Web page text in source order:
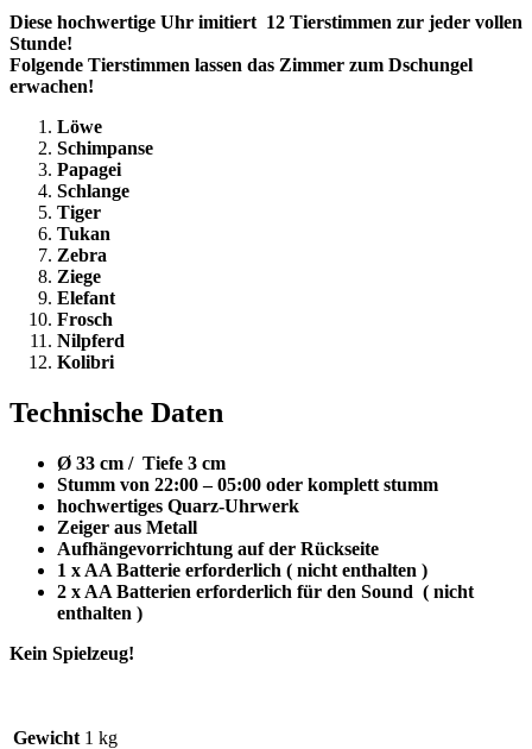
Diese hochwertige Uhr imitiert 12 Tierstimmen zur jeder vollen
Stunde!
Folgende Tierstimmen lassen das Zimmer zum Dschungel
erwachen!
Löwe
Schimpanse
Papagei
Schlange
Tiger
Tukan
Zebra
Ziege
Elefant
Frosch
Nilpferd
Kolibri
Technische Daten
Ø 33 cm / Tiefe 3 cm
Stumm von 22:00 – 05:00 oder komplett stumm
hochwertiges Quarz-Uhrwerk
Zeiger aus Metall
Aufhängevorrichtung auf der Rückseite
1 x AA Batterie erforderlich ( nicht enthalten )
2 x AA Batterien erforderlich für den Sound ( nicht
enthalten )
Kein Spielzeug!
Gewicht 1 kg